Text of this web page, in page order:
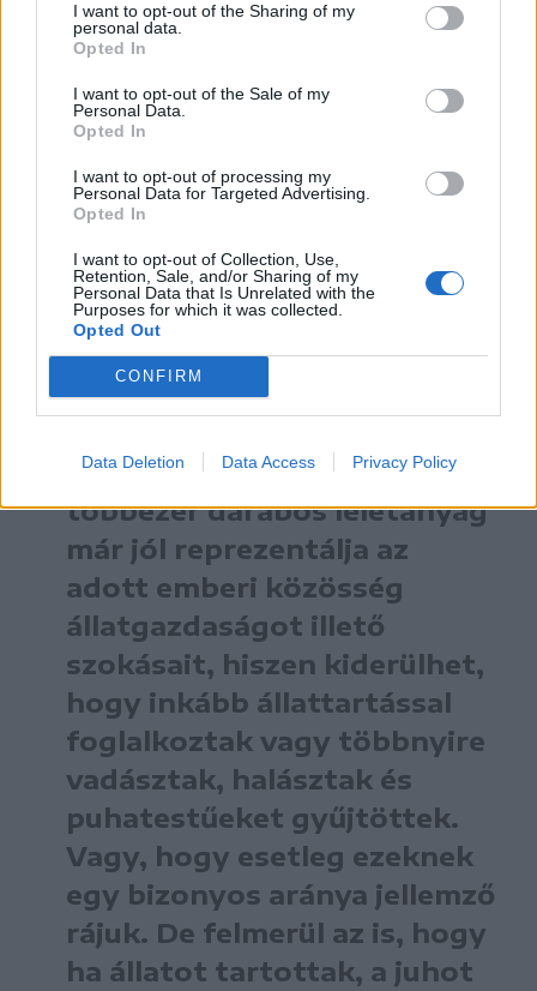
I want to opt-out of the Sharing of my
personal data.
Opted In
I want to opt-out of the Sale of my
Personal Data.
Opted In
I want to opt-out of processing my
Personal Data for Targeted Advertising.
Opted In
I want to opt-out of Collection, Use,
Retention, Sale, and/or Sharing of my
Personal Data that Is Unrelated with the
Purposes for which it was collected.
Opted Out
CONFIRM
Data Deletion Data Access Privacy Policy
FOTÓ: GEGŐ IMRE
Ehhez az úgynevezett determinálási
szakaszhoz van szüksége az
archaeozoológusnak az összehasonlító
gyűjteményre, amelyben a lehető legtöbb
állatfaj lehetőleg minden testrészéből
megtalálható egy darab. Ezeket szokta
testrészek szerint csoportosítani, így jól
láthatóak a fajok közötti különbségek.
Egy ezer, de főleg egy
többezer darabos leletanyag
már jól reprezentálja az
adott emberi közösség
állatgazdaságot illető
szokásait, hiszen kiderülhet,
hogy inkább állattartással
foglalkoztak vagy többnyire
vadásztak, halásztak és
puhatestűeket gyűjtöttek.
Vagy, hogy esetleg ezeknek
egy bizonyos aránya jellemző
rájuk. De felmerül az is, hogy
ha állatot tartottak, a juhot